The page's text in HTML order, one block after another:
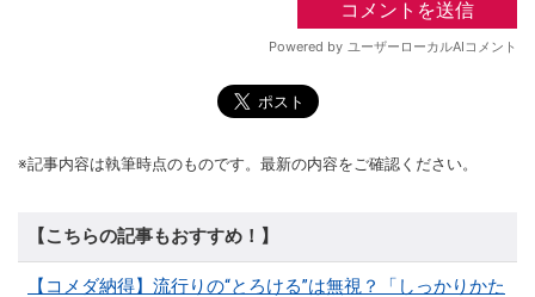
※記事内容は執筆時点のものです。最新の内容をご確認ください。
【こちらの記事もおすすめ！】
【コメダ納得】流行りの“とろける”は無視？「しっかりかた